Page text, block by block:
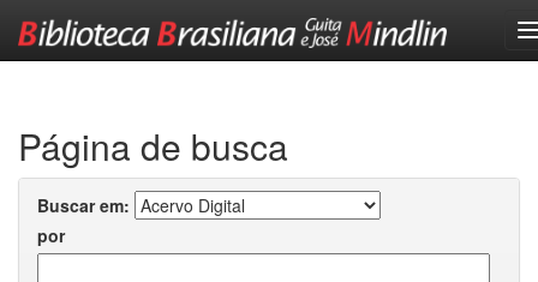
Página de busca
Buscar em:
por